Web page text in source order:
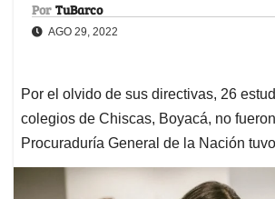
Por TuBarco
AGO 29, 2022
Por el olvido de sus directivas, 26
colegios de Chiscas, Boyacá, no
Procuraduría General de la Nación